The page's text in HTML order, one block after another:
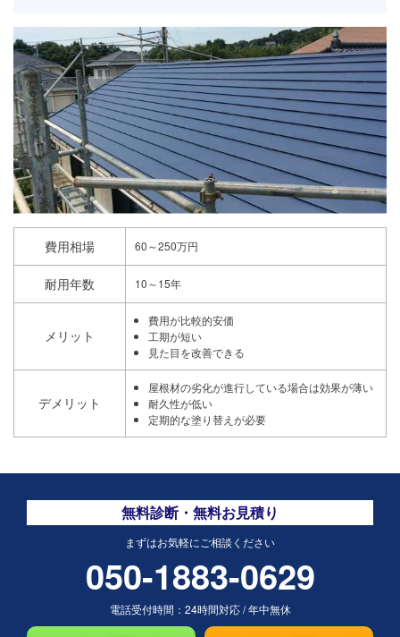
費用相場 60～250万円
耐用年数 10～15年
メリット
費用が比較的安価
工期が短い
見た目を改善できる
デメリット
屋根材の劣化が進行している場合は効果が薄い
耐久性が低い
定期的な塗り替えが必要
無料診断・無料お見積り
まずはお気軽にご相談ください
050-1883-0629
電話受付時間： 24時間対応/年中無休